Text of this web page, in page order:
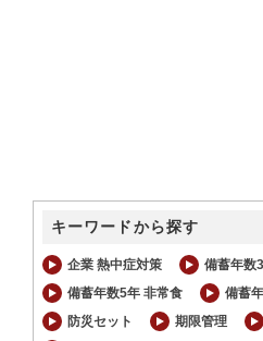
キーワードから探す
企業 熱中症対策
備蓄年数
備蓄年数5年 非常食
備蓄
防災セット
期限管理